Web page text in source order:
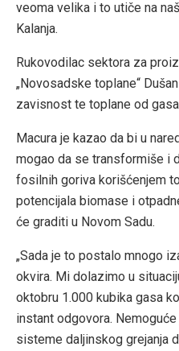
veoma velika i to utiče na
Kalanja.
Rukovodilac sektora za
„Novosadske toplane“
zavisnost te toplane od
Macura je kazao da bi u
mogao da se transformiše i
fosilnih goriva korišćenjem
potencijala biomase i
će graditi u Novom Sadu.
„Sada je to postalo mnogo
okvira. Mi dolazimo u
oktobru 1.000 kubika gasa
instant odgovora.
sisteme daljinskog grejanja